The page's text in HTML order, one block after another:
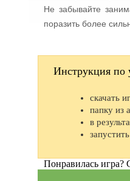
Не забывайте
поразить более
Инструкция по
скачать
папку из
в
Понравилась игра?